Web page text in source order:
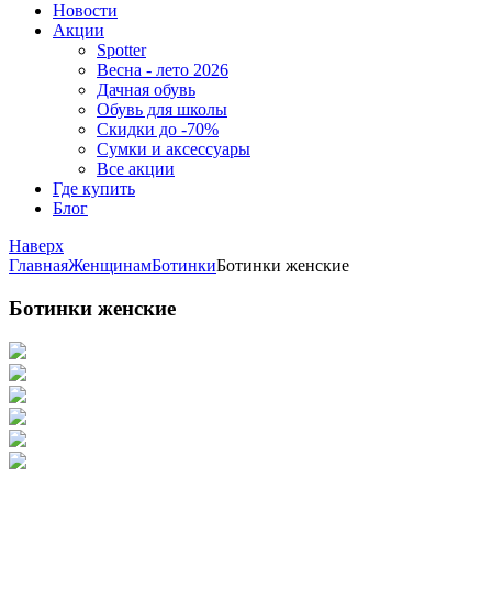
Новости
Акции
Spotter
Весна - лето 2026
Дачная обувь
Обувь для школы
Скидки до -70%
Сумки и аксессуары
Все акции
Где купить
Блог
Наверх
ГлавнаяЖенщинамБотинкиБотинки женские
Ботинки женские